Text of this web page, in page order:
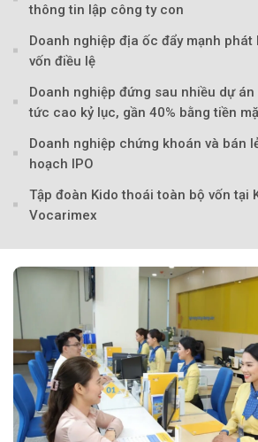
thông tin lập công ty con
Doanh nghiệp địa ốc đẩy mạnh
vốn điều lệ
Doanh nghiệp đứng sau nhiều dự
tức cao kỷ lục, gần 40% bằng tiền
Doanh nghiệp chứng khoán và bán
hoạch IPO
Tập đoàn Kido thoái toàn bộ vốn tại
Vocarimex